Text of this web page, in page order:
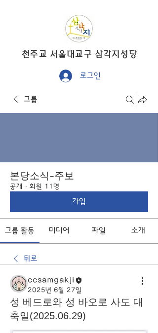
​천주교 서울대교구 삼각지성당
로그인
그룹
본당소식-주보
공개 · 회원 11명
가입
그룹 활동 미디어 파일 소개
뒤로
ccsamgakji
2025년 6월 27일
성 베드로와 성 바오로 사도 대
축일(2025.06.29)